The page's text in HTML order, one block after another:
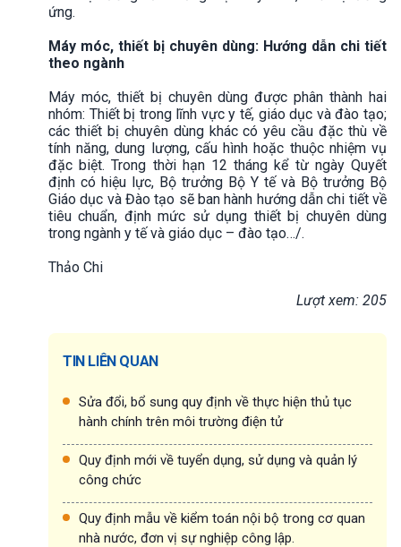
ứng.
Máy móc, thiết bị chuyên dùng: Hướng dẫn chi tiết
theo ngành
Máy móc, thiết bị chuyên dùng được phân thành hai
nhóm: Thiết bị trong lĩnh vực y tế, giáo dục và đào tạo;
các thiết bị chuyên dùng khác có yêu cầu đặc thù về
tính năng, dung lượng, cấu hình hoặc thuộc nhiệm vụ
đặc biệt. Trong thời hạn 12 tháng kể từ ngày Quyết
định có hiệu lực, Bộ trưởng Bộ Y tế và Bộ trưởng Bộ
Giáo dục và Đào tạo sẽ ban hành hướng dẫn chi tiết về
tiêu chuẩn, định mức sử dụng thiết bị chuyên dùng
trong ngành y tế và giáo dục – đào tạo…/.
Thảo Chi
Lượt xem: 205
TIN LIÊN QUAN
Sửa đổi, bổ sung quy định về thực hiện thủ tục
hành chính trên môi trường điện tử
Quy định mới về tuyển dụng, sử dụng và quản lý
công chức
Quy định mẫu về kiểm toán nội bộ trong cơ quan
nhà nước, đơn vị sự nghiệp công lập.